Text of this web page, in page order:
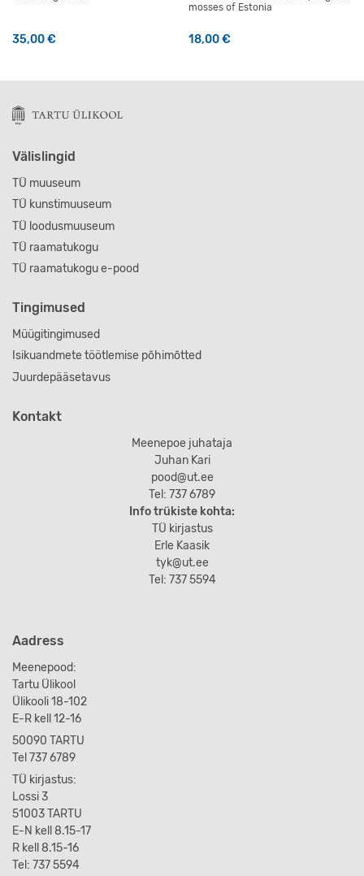
35,00€
mosses of Estonia
18,00€
Välislingid
TÜ muuseum
TÜ kunstimuuseum
TÜ loodusmuuseum
TÜ raamatukogu
TÜ raamatukogu e-pood
Tingimused
Müügitingimused
Isikuandmete töötlemise põhimõtted
Juurdepääsetavus
Kontakt
Meenepoe juhataja
Juhan Kari
pood@ut.ee
Tel: 737 6789
Info trükiste kohta:
TÜ kirjastus
Erle Kaasik
tyk@ut.ee
Tel: 737 5594
Aadress
Meenepood:
Tartu Ülikool
Ülikooli 18-102
E-R kell 12-16
50090 TARTU
Tel 737 6789
TÜ kirjastus:
Lossi 3
51003 TARTU
E-N kell 8.15-17
R kell 8.15-16
Tel: 737 5594